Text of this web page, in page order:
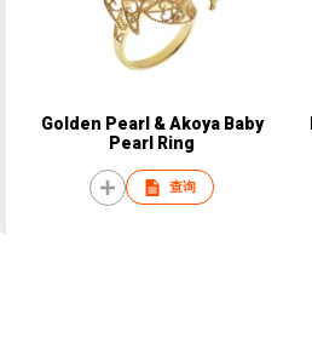
Golden Pearl & Akoya Baby
Pearl Ring
查询